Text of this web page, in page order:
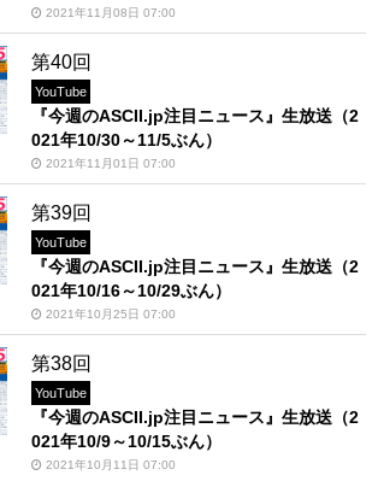
2021年11月08日 07:00
第40回
YouTube
『今週のASCII.jp注目ニュース』生放送（2
021年10/30～11/5ぶん）
2021年11月01日 07:00
第39回
YouTube
『今週のASCII.jp注目ニュース』生放送（2
021年10/16～10/29ぶん）
2021年10月25日 07:00
第38回
YouTube
『今週のASCII.jp注目ニュース』生放送（2
021年10/9～10/15ぶん）
2021年10月11日 07:00